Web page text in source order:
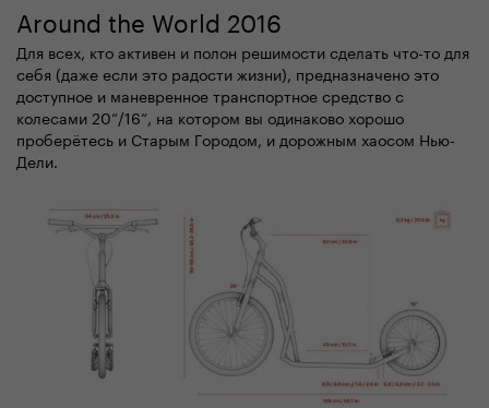
Around the World 2016
Для всех, кто активен и полон решимости сделать что-то для
себя (даже если это радости жизни), предназначено это
доступное и маневренное транспортное средство с
колесами 20“/16“, на котором вы одинаково хорошо
проберётесь и Старым Городом, и дорожным хаосом Нью-
Дели.